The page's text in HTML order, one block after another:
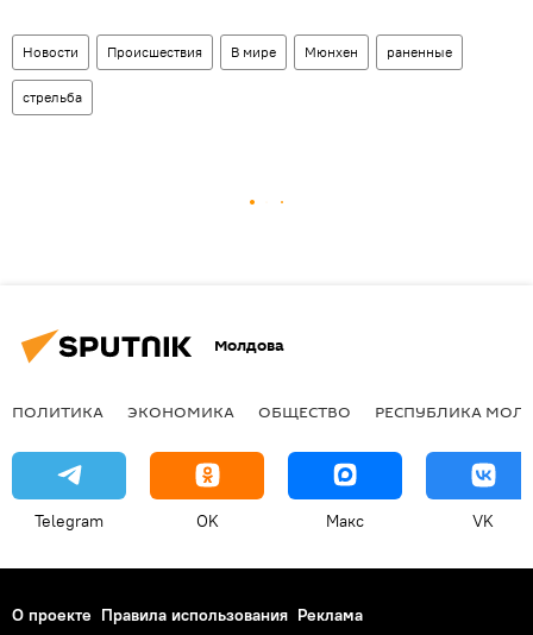
Новости Происшествия В мире Мюнхен раненные
стрельба
Молдова
ПОЛИТИКА ЭКОНОМИКА ОБЩЕСТВО РЕСПУБЛИКА
Telegram OK Макс VK
О проекте Правила использования Реклама